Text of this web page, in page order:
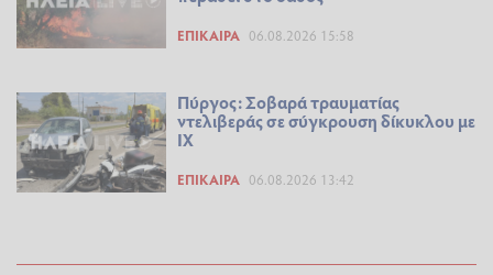
ΕΠΊΚΑΙΡΑ 06.08.2026 15:58
Πύργος: Σοβαρά τραυματίας
ντελιβεράς σε σύγκρουση δίκυκλου με
ΙΧ
ΕΠΊΚΑΙΡΑ 06.08.2026 13:42